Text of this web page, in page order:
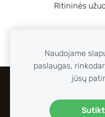
Ritininės
Naudojame
paslaugas,
jūsų